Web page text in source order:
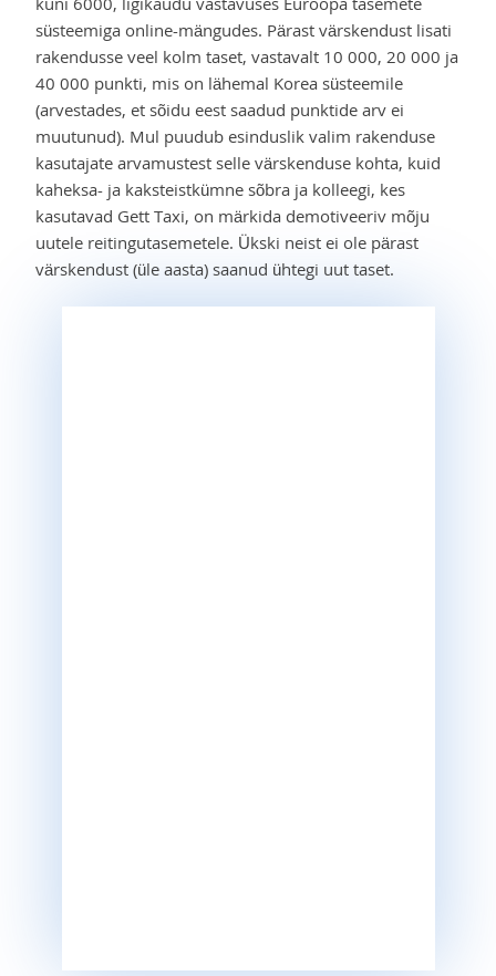
süsteemiga online-mängudes. Pärast värskendust lisati
rakendusse veel kolm taset, vastavalt 10 000, 20 000 ja
40 000 punkti, mis on lähemal Korea süsteemile
(arvestades, et sõidu eest saadud punktide arv ei
muutunud). Mul puudub esinduslik valim rakenduse
kasutajate arvamustest selle värskenduse kohta, kuid
kaheksa- ja kaksteistkümne sõbra ja kolleegi, kes
kasutavad Gett Taxi, on märkida demotiveeriv mõju
uutele reitingutasemetele. Ükski neist ei ole pärast
värskendust (üle aasta) saanud ühtegi uut taset.